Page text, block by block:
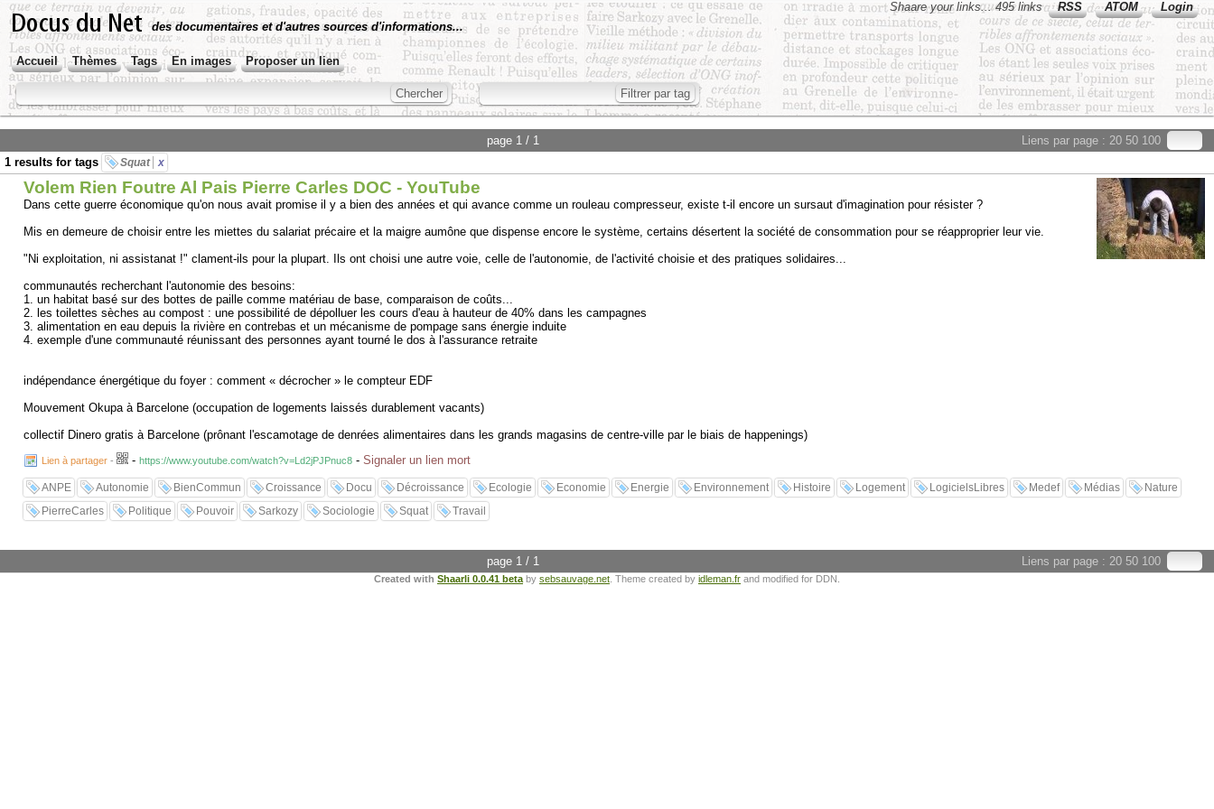
Shaare your links... 495 links RSS ATOM
Login
des documentaires et d'autres sources d'informations...
Accueil Thèmes Tags En images Proposer un lien
Liens par page : 20 50 100
page 1 / 1
1 results for tags
Squat x
Volem Rien Foutre Al Pais Pierre Carles DOC - YouTube
Dans cette guerre économique qu'on nous avait promise il y a bien des années et qui avance comme un rouleau compresseur, existe t-il encore un sursaut d'imagination pour résister ?
Mis en demeure de choisir entre les miettes du salariat précaire et la maigre aumône que dispense encore le système, certains désertent la société de consommation pour se réapproprier leur vie.
"Ni exploitation, ni assistanat !" clament-ils pour la plupart. Ils ont choisi une autre voie, celle de l'autonomie, de l'activité choisie et des pratiques solidaires...
communautés recherchant l'autonomie des besoins:
1. un habitat basé sur des bottes de paille comme matériau de base, comparaison de coûts...
2. les toilettes sèches au compost : une possibilité de dépolluer les cours d'eau à hauteur de 40% dans les campagnes
3. alimentation en eau depuis la rivière en contrebas et un mécanisme de pompage sans énergie induite
4. exemple d'une communauté réunissant des personnes ayant tourné le dos à l'assurance retraite
indépendance énergétique du foyer : comment « décrocher » le compteur EDF
Mouvement Okupa à Barcelone (occupation de logements laissés durablement vacants)
collectif Dinero gratis à Barcelone (prônant l'escamotage de denrées alimentaires dans les grands magasins de centre-ville par le biais de happenings)
Lien à partager - - https://www.youtube.com/watch?v=Ld2jPJPnuc8 - Signaler un lien mort
ANPE Autonomie BienCommun Croissance Docu Décroissance Ecologie Economie Energie Environnement Histoire Logement LogicielsLibres Medef Médias
Nature
PierreCarles
Politique Pouvoir Sarkozy Sociologie Squat Travail
Liens par page : 20 50 100
page 1 / 1
Created with Shaarli 0.0.41 beta by sebsauvage.net . Theme created by idleman.fr and modified for DDN.